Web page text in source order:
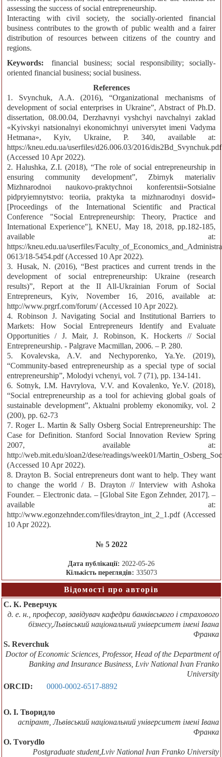
assessing the success of social entrepreneurship.
Interacting with civil society, the socially-oriented financial
business contributes to the growth of public wealth and a fairer
distribution of resources between citizens of the country and
regions.
Keywords:
financial business; social responsibility; socially-
oriented financial business; social business.
References
1. Svynchuk, A.A. (2016), “Organizational mechanisms of
development of social enterprises in Ukraine”, Abstract of Ph.D.
dissertation, 08.00.04, Derzhavnyi vyshchyi navchalnyi zaklad
«Kyivskyi natsionalnyi ekonomichnyi universytet imeni Vadyma
Hetmana», Kyiv, Ukraine, P. 340, available at:
https://kneu.edu.ua/userfiles/d26.006.03/2016/dis2Bd_Svynchuk.pdf
(Accessed 10 Apr 2022).
2. Halushka, Z.I. (2018), “The role of social entrepreneurship in
ensuring community development”, Zbirnyk materialiv
Mizhnarodnoi naukovo-praktychnoi konferentsii«Sotsialne
pidpryiemnytstvo: teoriia, praktyka ta mizhnarodnyi dosvid»
[Proceedings of the International Scientific and Practical
Conference "Social Entrepreneurship: Theory, Practice and
International Experience"], KNEU, May 18, 2018, pp.182-185,
available at:
https://kneu.edu.ua/userfiles/
0613/18-5454.pdf (Accessed 10 Apr 2022).
3. Husak, N. (2016), “Best practices and current trends in the
development of social entrepreneurship: Ukraine (research
results)”, Report at the II All-Ukrainian Forum of Social
Entrepreneurs, Kyiv, November 16, 2016, available at:
http://www.prgrf.com/forum/ (Accessed 10 Apr 2022).
4. Robinson J. Navigating Social and Institutional Barriers to
Markets: How Social Entrepreneurs Identify and Evaluate
Opportunities / J. Mair, J. Robinson, K. Hockerts // Social
Entrepreneurship. - Palgrave Macmillan, 2006. – P. 280.
5. Kovalevska, A.V. and Nechyporenko, Ya.Ye. (2019),
“Community-based entrepreneurship as a special type of social
entrepreneurship”, Molodyi vchenyi, vol. 7 (71), pp. 134-141.
6. Sotnyk, I.M. Havrylova, V.V. and Kovalenko, Ye.V. (2018),
“Social entrepreneurship as a tool for achieving global goals of
sustainable development”, Aktualni problemy ekonomiky, vol. 2
(200), pp. 62-73
7. Roger L. Martin & Sally Osberg Social Entrepreneurship: The
Case for Definition. Stanford Social Innovation Review Spring
2007, available at:
http://web.mit.edu/sloan2/dese/readings/week01/
(Accessed 10 Apr 2022).
8. Drayton B. Social entrepreneurs dont want to help. They want
to change the world / B. Drayton // Interview with Ashoka
Founder. – Electronic data. – [Global Site Egon Zehnder, 2017]. –
available at:
http://www.egonzehnder.com/files/drayton_int_2_1.pdf (Accessed
10 Apr 2022).
№ 5 2022
Дата публікації: 2022-05-26
Кількість переглядів: 335073
Відомості про авторів
С. К. Реверчук
д. е. н., професор, завідувач кафедри банківського і страхового
бізнесу,Львівський національний університет імені Івана
Франка
S. Reverchuk
Doctor of Economic Sciences, Professor, Head of the Department of
Banking and Insurance Business, Lviv National Ivan Franko
University
ORCID:
0000-0002-6517-8892
О. І. Творидло
аспірант, Львівський національний університет імені Івана
Франка
O. Tvorydlo
Postgraduate student,Lviv National Ivan Franko University